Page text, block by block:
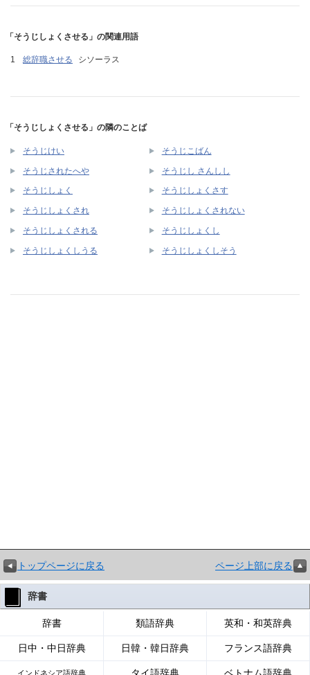
「そうじしょくさせる」の関連用語
総辞職させる シソーラス
「そうじしょくさせる」の隣のことば
そうじけい そうじこばん
そうじされたへや そうじし さんしし
そうじしょく そうじしょくさす
そうじしょくされ そうじしょくされない
そうじしょくされる そうじしょくし
そうじしょくしうる そうじしょくしそう
トップページに戻る ページ上部に戻る
辞書
辞書 類語辞典 英和・和英辞典
日中・中日辞典 日韓・韓日辞典 フランス語辞典
インドネシア語辞典